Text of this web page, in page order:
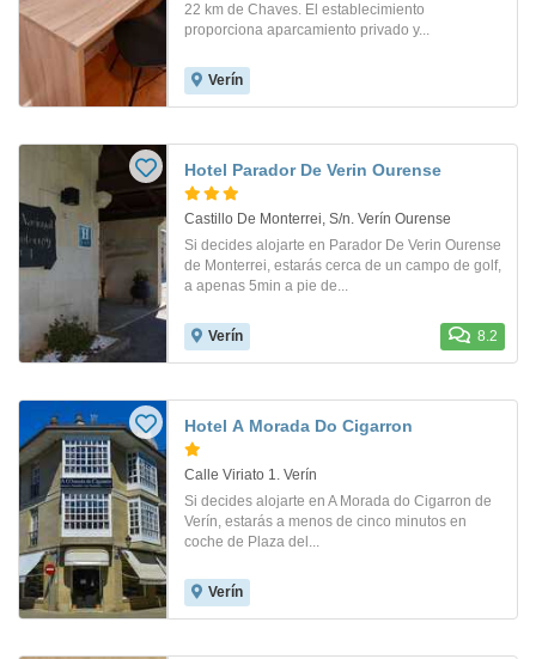
22 km de Chaves. El establecimiento
proporciona aparcamiento privado y...
Verín
Hotel Parador De Verin Ourense
Castillo De Monterrei, S/n. Verín Ourense
Si decides alojarte en Parador De Verin Ourense
de Monterrei, estarás cerca de un campo de golf,
a apenas 5min a pie de...
Verín 8.2
Hotel A Morada Do Cigarron
Calle Viriato 1. Verín
Si decides alojarte en A Morada do Cigarron de
Verín, estarás a menos de cinco minutos en
coche de Plaza del...
Verín